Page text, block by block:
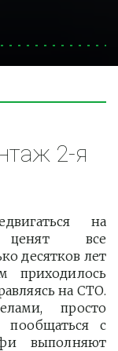
2-я
на
ценят все
десятков лет
приходилось
на СТО.
просто
пообщаться с
выполняют